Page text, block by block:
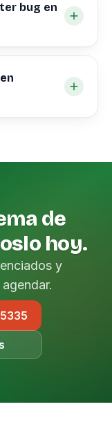
bug en
de
hoy.
y